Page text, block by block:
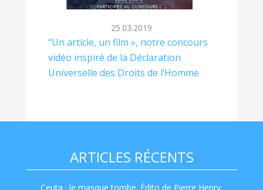
25.03.2019
“Un article, un film », notre concours
vidéo inspiré de la Déclaration
Universelle des Droits de l’Homme
ARTICLES RÉCENTS
Ceuta : le masque tombe. Édito de Pierre Henry,